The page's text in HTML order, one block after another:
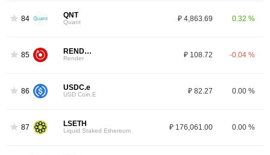
84 QNT
Quant ₽ 4,863.69 0.32 %
85 RENDER
Render ₽ 108.72 -0.04 %
86 USDC.e
USD Coin.E ₽ 82.27 0.00 %
87 LSETH
Liquid Staked Ethereum ₽ 176,061.00 0.00 %